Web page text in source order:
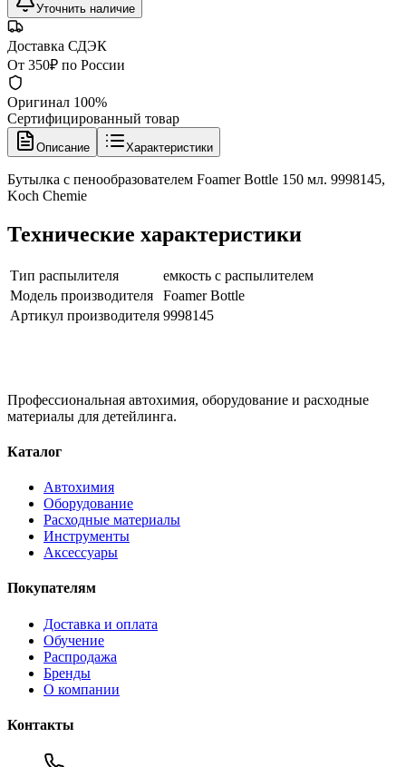
Уточнить наличие
Доставка СДЭК
От 350₽ по России
Оригинал 100%
Сертифицированный товар
Описание Характеристики
Бутылка с пенообразователем Foamer Bottle 150 мл. 9998145,
Koch Chemie
Технические характеристики
Тип распылителя
емкость с распылителем
Модель производителя
Foamer Bottle
Артикул производителя 9998145
Профессиональная автохимия, оборудование и расходные
материалы для детейлинга.
Каталог
Автохимия
Оборудование
Расходные материалы
Инструменты
Аксессуары
Покупателям
Доставка и оплата
Обучение
Распродажа
Бренды
О компании
Контакты